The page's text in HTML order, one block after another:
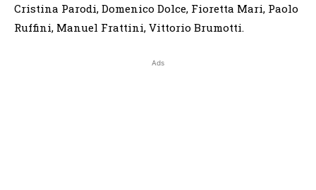
Cristina Parodi, Domenico Dolce, Fioretta Mari, Paolo
Ruffini, Manuel Frattini, Vittorio Brumotti.
Ads